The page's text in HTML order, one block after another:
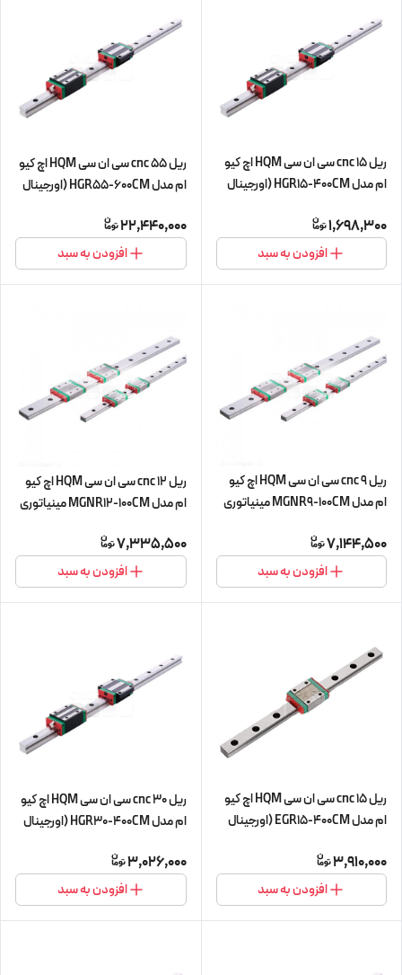
ریل 15 cnc سی ان سی HQM اچ کیو
ام مدل HGR15-400CM (اورجینال
1,698,300
افزودن به سبد
ریل 55 cnc سی ان سی HQM اچ کیو
ام مدل HGR55-600CM (اورجینال
22,440,000
افزودن به سبد
ریل 9 cnc سی ان سی HQM اچ کیو
ام مدل MGNR9-100CM مینیاتوری
7,144,500
افزودن به سبد
ریل 12 cnc سی ان سی HQM اچ کیو
ام مدل MGNR12-100CM مینیاتوری
7,335,500
افزودن به سبد
ریل 15 cnc سی ان سی HQM اچ کیو
ام مدل EGR15-400CM (اورجینال
3,910,000
افزودن به سبد
ریل 30 cnc سی ان سی HQM اچ کیو
ام مدل HGR30-400CM (اورجینال
3,026,000
افزودن به سبد